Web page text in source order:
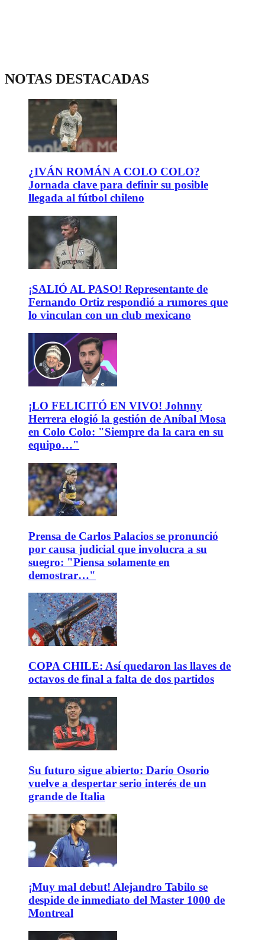
NOTAS DESTACADAS
¿IVÁN ROMÁN A COLO COLO?
Jornada clave para definir su posible
llegada al fútbol chileno
¡SALIÓ AL PASO! Representante de
Fernando Ortiz respondió a rumores que
lo vinculan con un club mexicano
¡LO FELICITÓ EN VIVO! Johnny
Herrera elogió la gestión de Aníbal Mosa
en Colo Colo: "Siempre da la cara en su
equipo…"
Prensa de Carlos Palacios se pronunció
por causa judicial que involucra a su
suegro: "Piensa solamente en
demostrar…"
COPA CHILE: Así quedaron las llaves de
octavos de final a falta de dos partidos
Su futuro sigue abierto: Darío Osorio
vuelve a despertar serio interés de un
grande de Italia
¡Muy mal debut! Alejandro Tabilo se
despide de inmediato del Master 1000 de
Montreal